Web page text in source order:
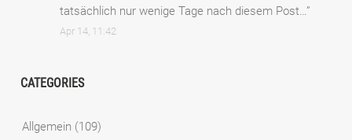
tatsächlich nur wenige Tage nach diesem Post…”
Apr 14, 11:42
CATEGORIES
Allgemein (109)